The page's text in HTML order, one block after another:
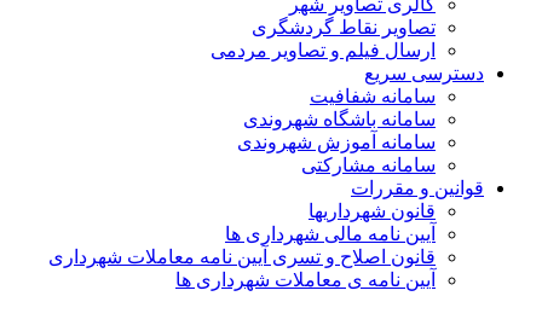
گالری تصاویر شهر
تصاویر نقاط گردشگری
ارسال فیلم و تصاویر مردمی
دسترسی سریع
سامانه شفافیت
سامانه باشگاه شهروندی
سامانه آموزش شهروندی
سامانه مشارکتی
قوانین و مقررات
قانون شهرداریها
آیین نامه مالی شهرداری ها
قانون اصلاح و تسری آیین نامه معاملات شهرداری
آیین نامه ی معاملات شهرداری ها